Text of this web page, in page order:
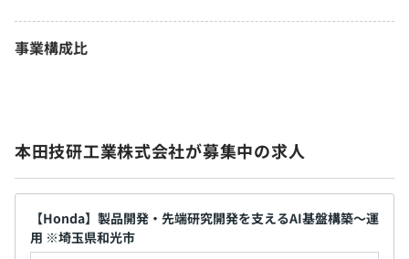
事業構成比
本田技研工業株式会社が募集中の求人
【Honda】製品開発・先端研究開発を支えるAI基盤構築～運
用 ※埼玉県和光市